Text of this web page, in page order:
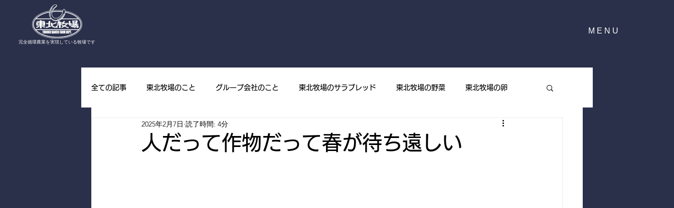
​完全循環農業を実現している牧場です
MENU
全ての記事 東北牧場のこと グループ会社のこと 東北牧場のサラブレッド 東北牧場の野菜 東北牧場の卵
東北牧場の野草 東北牧場の山菜 東北牧場のハーブ
人だって作物だって春が待ち遠しい
2025年2月7日 読了時間: 4分